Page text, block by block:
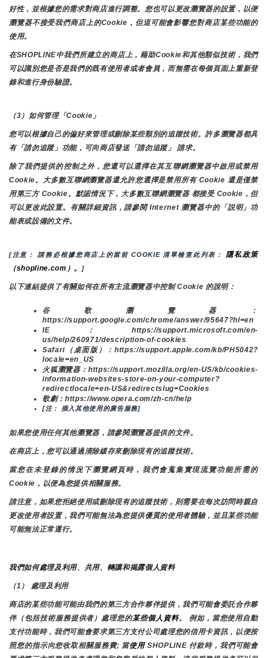
好性，並根據您的需求對商店進行調整。您也可以更改瀏覽器的設置，以便
瀏覽器不接受我們商店上的Cookie，但這可能會影響您對商店某些功能的
使用。
在SHOPLINE中我們所建立的商店上，藉助Cookie和其他類似技術，我們
可以識別您是否是我們的既有使用者或者會員，而無需在每個頁面上重新登
錄和進行身份驗證。
（3）如何管理「Cookie」
您可以根據自己的偏好來管理或刪除某些類別的追蹤技術。許多瀏覽器都具
有「請勿追蹤」功能，可向商店發送「請勿追蹤」 請求。
除了我們提供的控制之外，您還可以選擇在其互聯網瀏覽器中啟用或禁用
Cookie。大多數互聯網瀏覽器還允許您選擇是禁用所有 Cookie 還是僅禁
用第三方 Cookie。默認情況下，大多數互聯網瀏覽器 都接受 Cookie，但
可以更改此設置。有關詳細資訊，請參閱 Internet 瀏覽器中的「説明」功
能表或設備的文件。
[注意： 請務必根據您商店上的當前 COOKIE 清單檢查此列表： 隱私政策
（shopline.com）。
]
以下連結提供了有關如何在所有主流瀏覽器中控制 Cookie 的說明：
谷歌瀏覽器：
https://support.google.com/chrome/answer/95647?hl=en
IE：https://support.microsoft.com/en-
us/help/260971/description-of-cookies
Safari（桌面版）：https://support.apple.com/kb/PH5042?
locale=en_US
火狐瀏覽器：https://support.mozilla.org/en-US/kb/cookies-
information-websites-store-on-your-computer?
redirectlocale=en-US&redirectslug=Cookies
歌劇：https://www.opera.com/zh-cn/help
[注： 插入其他使用的廣告服務]
如果您使用任何其他瀏覽器，請參閱瀏覽器提供的文件。
在商店上，您可以通過清除緩存來刪除現有的追蹤技術。
當您在未登錄的情況下瀏覽網頁時，我們會蒐集實現流覽功能所需的
Cookie，以便為您提供相關服務。
請注意，如果您拒絕使用或刪除現有的追蹤技術，則需要在每次訪問時親自
更改使用者設置，我們可能無法為您提供優質的使用者體驗，並且某些功能
可能無法正常運行。
我們如何處理及利用、共用、轉讓和揭露個人資料
（1） 處理及利用
商店的某些功能可能由我們的第三方合作夥伴提供，我們可能會委託合作夥
伴（包括技術服務提供者）處理您的某些個人資料。 例如，當您使用自動
支付功能時，我們可能會要求第三方支付公司處理您的信用卡資訊，以便按
照您的指示向您收取相關服務費; 當使用 SHOPLINE 付款時，我們可能會